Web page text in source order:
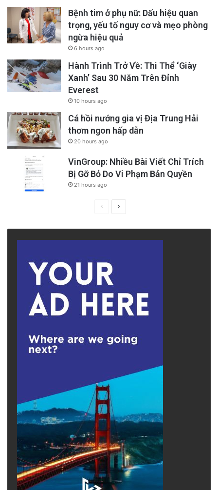
Bệnh tim ở phụ nữ: Dấu hiệu quan
trọng, yếu tố nguy cơ và mẹo phòng
ngừa hiệu quả
6 hours ago
Hành Trình Trở Về: Thi Thể ‘Giày
Xanh’ Sau 30 Năm Trên Đỉnh
Everest
10 hours ago
Cá hồi nướng gia vị Địa Trung Hải
thơm ngon hấp dẫn
20 hours ago
VinGroup: Nhiều Bài Viết Chỉ Trích
Bị Gỡ Bỏ Do Vi Phạm Bản Quyền
21 hours ago
PreviousNext